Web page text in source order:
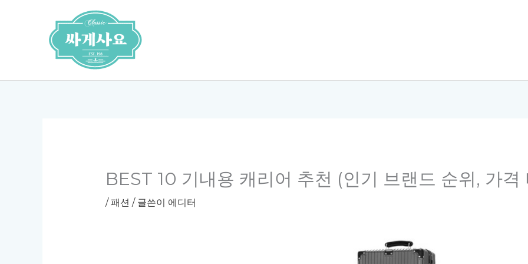
BEST 10 기내용 캐리어 추천 (인기 브랜드 순위, 가격
/ 패션 / 글쓴이 에디터